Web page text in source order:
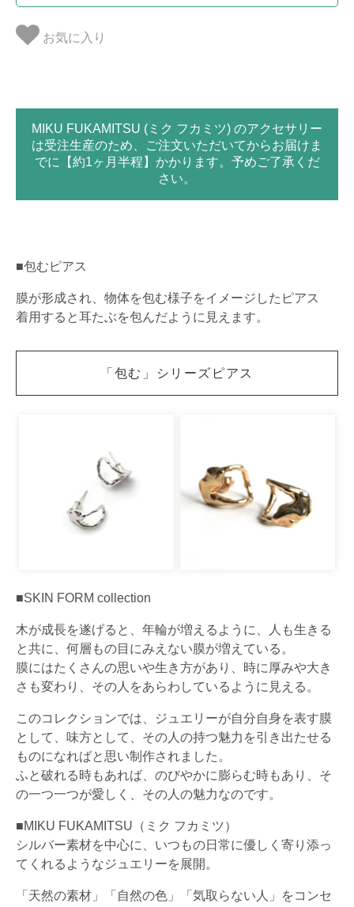
お気に入り
MIKU FUKAMITSU (ミク フカミツ) のアクセサリー
は受注生産のため、ご注文いただいてからお届けま
でに【約1ヶ月半程】かかります。予めご了承くだ
さい。
■包むピアス
膜が形成され、物体を包む様子をイメージしたピアス
着用すると耳たぶを包んだように見えます。
「包む」シリーズピアス
■SKIN FORM collection
木が成長を遂げると、年輪が増えるように、人も生きる
と共に、何層もの目にみえない膜が増えている。
膜にはたくさんの思いや生き方があり、時に厚みや大き
さも変わり、その人をあらわしているように見える。
このコレクションでは、ジュエリーが自分自身を表す膜
として、味方として、その人の持つ魅力を引き出たせる
ものになればと思い制作されました。
ふと破れる時もあれば、のびやかに膨らむ時もあり、そ
の一つ一つが愛しく、その人の魅力なのです。
■MIKU FUKAMITSU（ミク フカミツ）
シルバー素材を中心に、いつもの日常に優しく寄り添っ
てくれるようなジュエリーを展開。
「天然の素材」「自然の色」「気取らない人」をコンセ